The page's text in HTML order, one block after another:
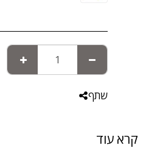
שתף
קרא עוד